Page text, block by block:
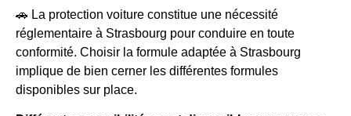
🚗 La protection voiture constitue une nécessité
réglementaire à Strasbourg pour conduire en toute
conformité. Choisir la formule adaptée à Strasbourg
implique de bien cerner les différentes formules
disponibles sur place.